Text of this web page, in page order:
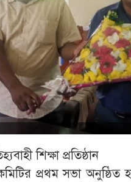
শিক্ষা প্রতিষ্ঠান
প্রথম সভা